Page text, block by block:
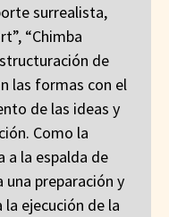
surrealista,
“Chimba
de
las formas con el
de las ideas y
Como la
a la espalda de
una preparación y
ejecución de la